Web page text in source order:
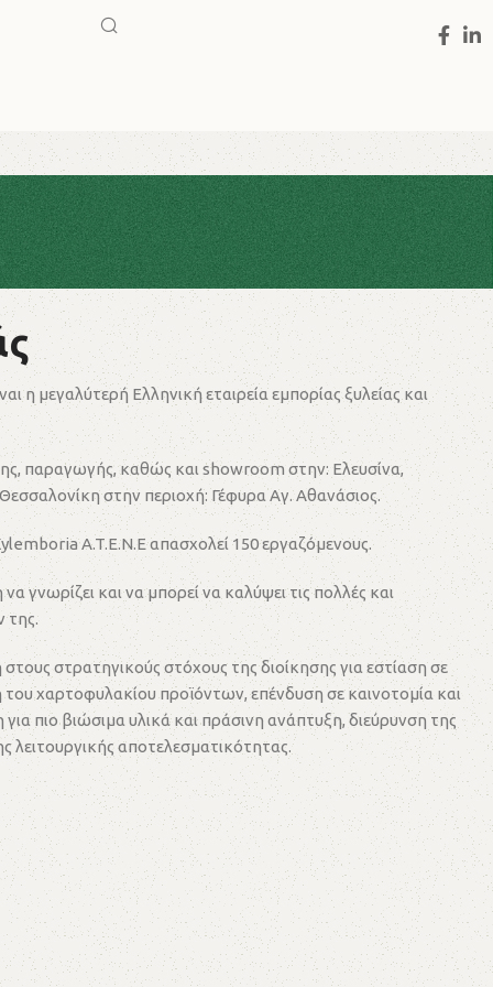
η μεγαλύτερή Ελληνική εταιρεία εμπορίας ξυλείας και
παραγωγής, καθώς και showroom στην: Ελευσίνα,
στην περιοχή: Γέφυρα Αγ. Αθανάσιος.
A.T.E.N.E απασχολεί 150 εργαζόμενους.
γνωρίζει και να μπορεί να καλύψει τις πολλές και
της.
στρατηγικούς στόχους της διοίκησης για εστίαση σε
χαρτοφυλακίου προϊόντων, επένδυση σε καινοτομία και
πιο βιώσιμα υλικά και πράσινη ανάπτυξη, διεύρυνση της
λειτουργικής αποτελεσματικότητας.